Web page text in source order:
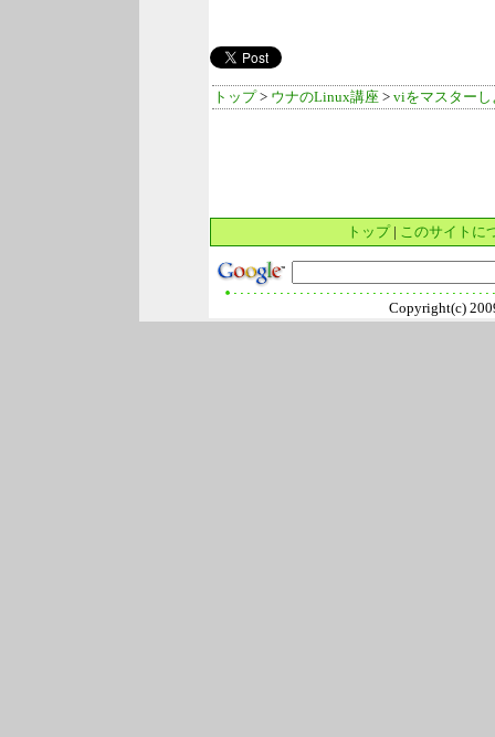
トップ> ウナのLinux講座 > viをマスターし
トップ| このサイトに
Copyright(c)